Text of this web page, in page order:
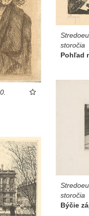
storočia
Pohľad
storočia
Býčie